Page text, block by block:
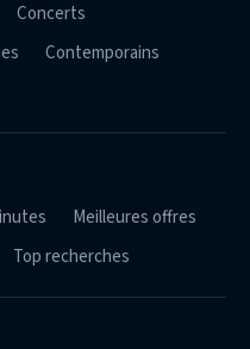
Concerts
Contemporains
Meilleures offres
Top recherches